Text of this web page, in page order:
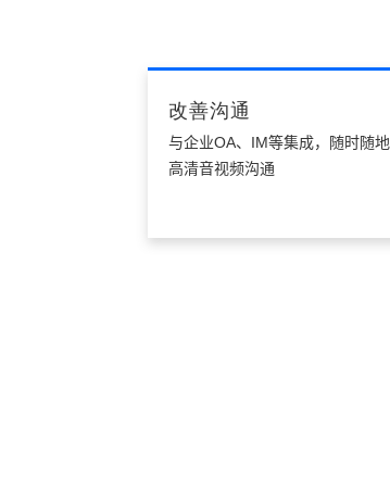
改善沟通
与企业OA、IM等集成，随时随地
高清音视频沟通